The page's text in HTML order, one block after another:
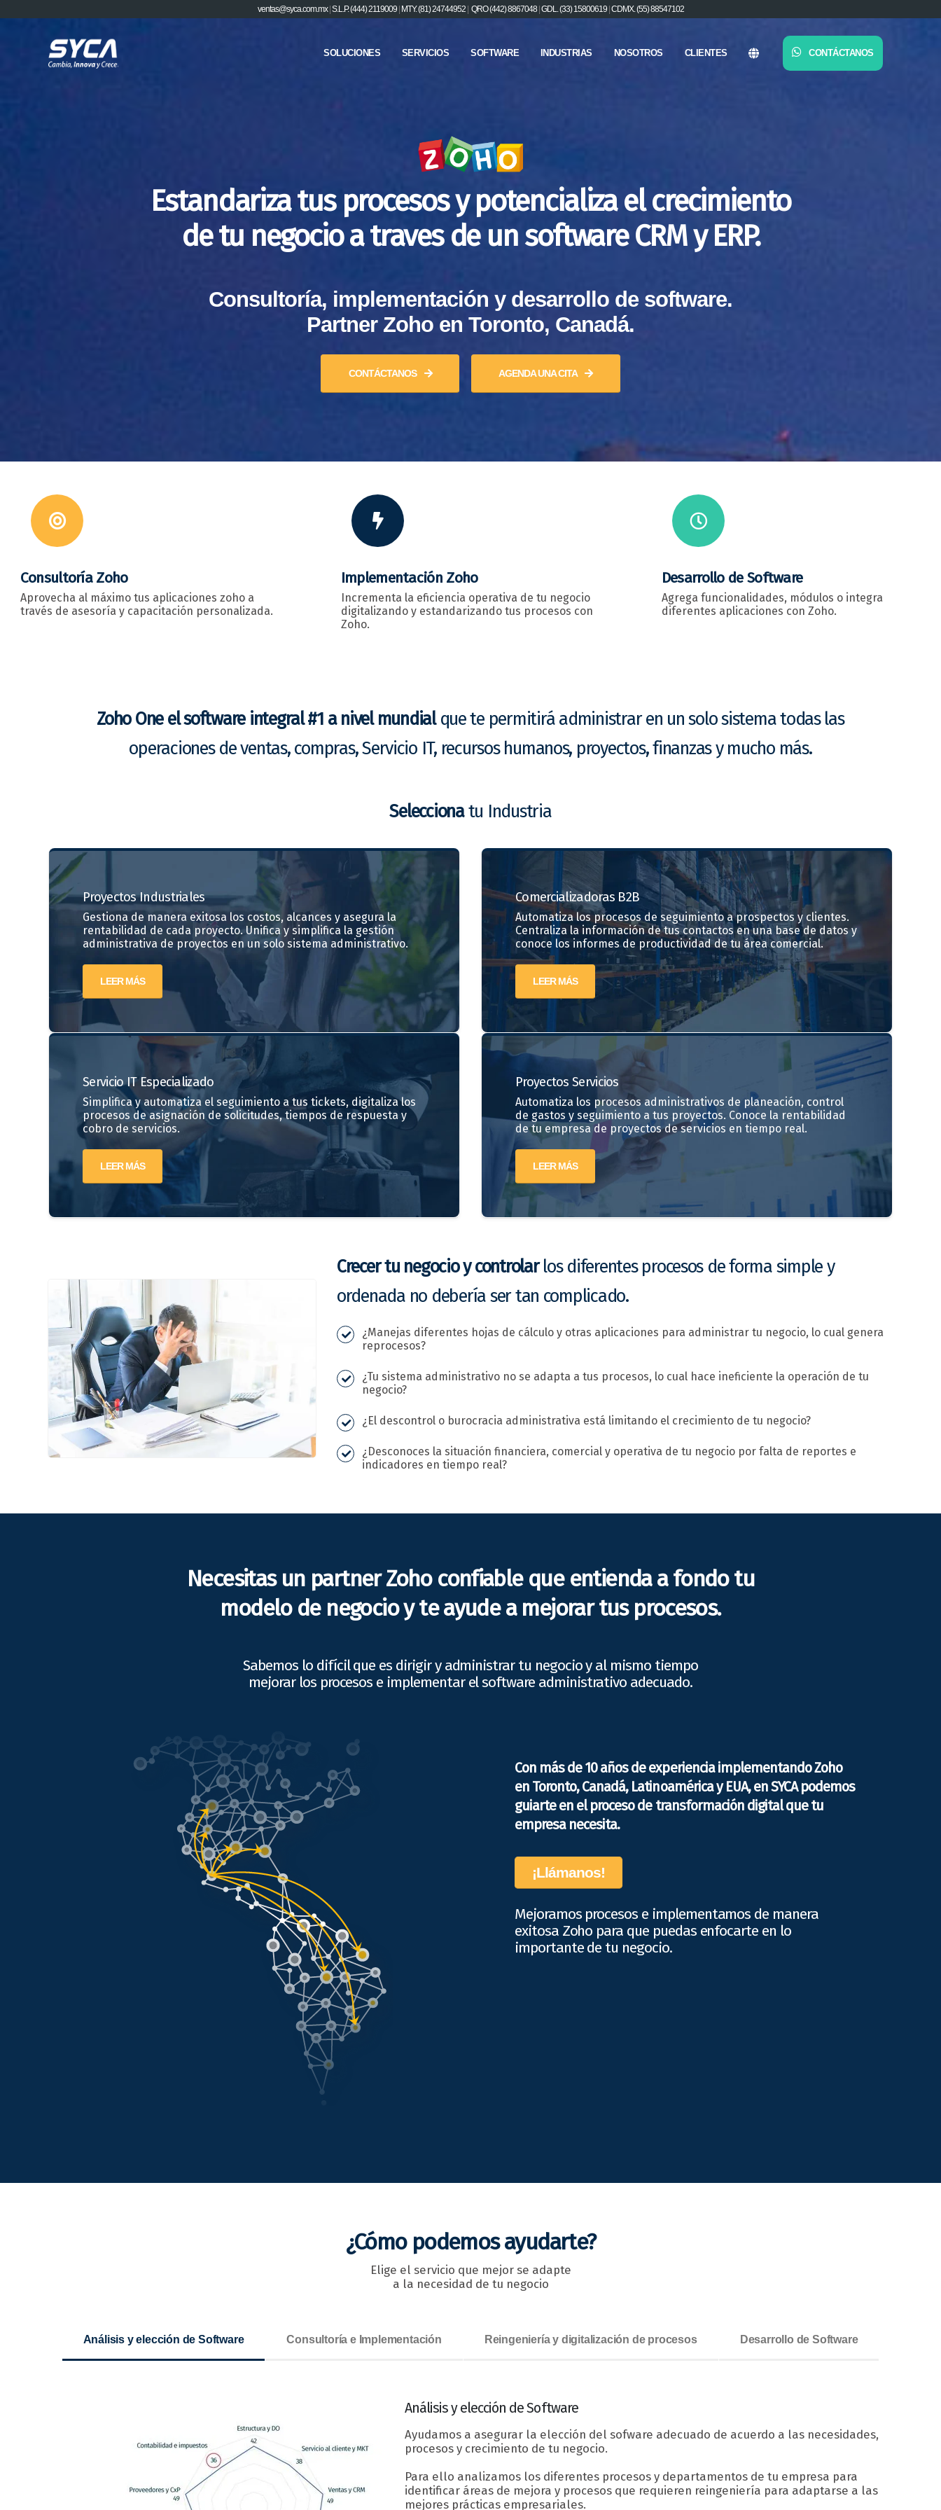
ventas@syca.com.mx| S.L.P. (444) 2119009| MTY. (81) 24744952| QRO (442) 8867048| GDL. (33) 15800619| CDMX. (55) 88547102
SOLUCIONES SERVICIOS SOFTWARE INDUSTRIAS NOSOTROS CLIENTES CONTÁCTANOS
Estandariza tus procesos y potencializa el crecimiento
de tu negocio a traves de un software CRM y ERP.
Consultoría, implementación y desarrollo de software.
Partner Zoho en Toronto, Canadá.
CONTÁCTANOS AGENDA UNA CITA
Consultoría Zoho
Aprovecha al máximo tus aplicaciones zoho a
través de asesoría y capacitación personalizada.
Implementación Zoho
Incrementa la eficiencia operativa de tu negocio
digitalizando y estandarizando tus procesos con
Zoho.
Desarrollo de Software
Agrega funcionalidades, módulos o integra
diferentes aplicaciones con Zoho.
Zoho One el software integral #1 a nivel mundialque te permitirá administrar en un solo sistema todas las
operaciones de ventas, compras, Servicio IT, recursos humanos, proyectos, finanzas y mucho más.
Seleccionatu Industria
ProyectosIndustriales
Gestiona de manera exitosa los costos, alcances y asegura la
rentabilidad de cada proyecto. Unifica y simplifica la gestión
administrativa de proyectos en un solo sistema administrativo.
LEER MÁS
Comercializadoras B2B
Automatiza los procesos de seguimiento a prospectos y clientes.
Centraliza la información de tus contactos en una base de datos y
conoce los informes de productividad de tu área comercial.
LEER MÁS
Servicio IT Especializado
Simplifica y automatiza el seguimiento a tus tickets, digitaliza los
procesos de asignación de solicitudes, tiempos de respuesta y
cobro de servicios.
LEER MÁS
Proyectos Servicios
Automatiza los procesos administrativos de planeación, control
de gastos y seguimiento a tus proyectos. Conoce la rentabilidad
de tu empresa de proyectos de servicios en tiempo real.
LEER MÁS
Crecer tu negocio y controlarlos diferentes procesos de forma simple y
ordenada no debería ser tan complicado.
¿Manejas diferentes hojas de cálculo y otras aplicaciones para administrar tu negocio, lo cual genera
reprocesos?
¿Tu sistema administrativo no se adapta a tus procesos, lo cual hace ineficiente la operación de tu
negocio?
¿El descontrol o burocracia administrativa está limitando el crecimiento de tu negocio?
¿Desconoces la situación financiera, comercial y operativa de tu negocio por falta de reportes e
indicadores en tiempo real?
Necesitas un partner Zoho confiable que entienda a fondo tu
modelo de negocio y te ayude a mejorar tus procesos.
Sabemos lo difícil que es dirigir y administrar tu negocio y al mismo tiempo
mejorar los procesos e implementar el software administrativo adecuado.
Con más de 10 años de experiencia implementando Zoho
en Toronto, Canadá, Latinoamérica y EUA, en SYCA podemos
guiarte en el proceso de transformación digital que tu
empresa necesita.
¡Llámanos!
Mejoramos procesos e implementamos de manera
exitosa Zoho para que puedas enfocarte en lo
importante de tu negocio.
¿Cómo podemos ayudarte?
Elige el servicio que mejor se adapte
a la necesidad de tu negocio
Análisis y elección de Software Consultoría e Implementación Reingeniería y digitalización de procesos Desarrollo de Software
Análisis y elección de Software
Ayudamos a asegurar la elección del sofware adecuado de acuerdo a las necesidades,
procesos y crecimiento de tu negocio.
Para ello analizamos los diferentes procesos y departamentos de tu empresa para
identificar áreas de mejora y procesos que requieren reingeniería para adaptarse a las
mejores prácticas empresariales.